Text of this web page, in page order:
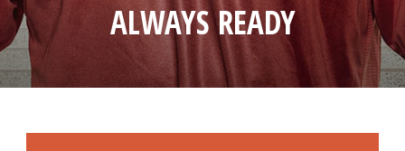
ALWAYS READY